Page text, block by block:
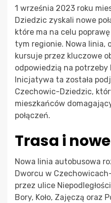
1 września 2023 roku
Dziedzic zyskali nowe
które ma na celu
tym regionie. Nowa linia,
kursuje przez kluczowe
odpowiedzią na potrzeby
Inicjatywa ta została
Czechowic-Dziedzic,
mieszkańców
połączeń.
Trasa i
Nowa linia autobusowa
Dworcu w
przez ulice
Bory, Koło, Zajęczą oraz